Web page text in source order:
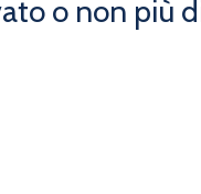
o non più